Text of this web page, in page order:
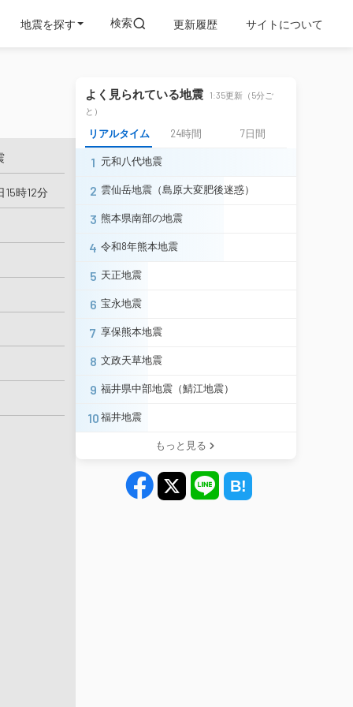
地震を探す 検索 更新履歴 サイトについて
15時12分
よく見られている地震
1:35更新（5分ご
と）
リアルタイム 24時間 7日間
1 元和八代地震
2 雲仙岳地震（島原大変肥後迷惑）
3 熊本県南部の地震
4 令和8年熊本地震
5 天正地震
6 宝永地震
7 享保熊本地震
8 文政天草地震
9 福井県中部地震（鯖江地震）
10福井地震
もっと見る